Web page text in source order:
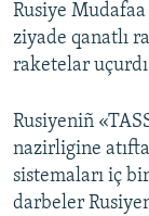
Rusiye
ziyade qanatlı
raketelar
Rusiyeniñ
nazirligine
sistemaları iç
darbeler